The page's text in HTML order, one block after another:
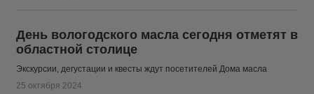
День вологодского масла сегодня отметят в
областной столице
Экскурсии, дегустации и квесты ждут посетителей Дома масла
25 октября 2024